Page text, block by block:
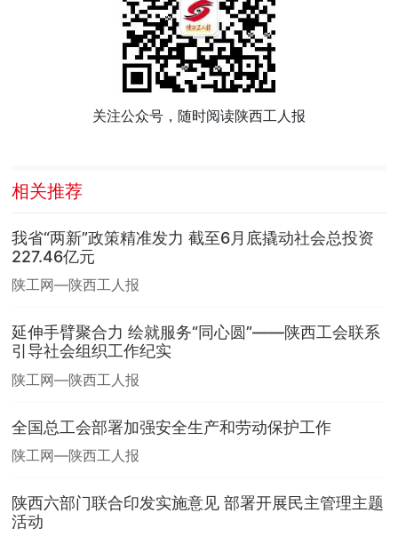
关注公众号，随时阅读陕西工人报
相关推荐
我省“两新”政策精准发力 截至6月底撬动社会总投资
227.46亿元
陕工网—陕西工人报
延伸手臂聚合力 绘就服务“同心圆”——陕西工会联系
引导社会组织工作纪实
陕工网—陕西工人报
全国总工会部署加强安全生产和劳动保护工作
陕工网—陕西工人报
陕西六部门联合印发实施意见 部署开展民主管理主题
活动